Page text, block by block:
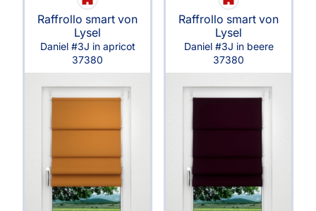
Raffrollo smart von
Lysel
Daniel #3J in apricot
37380
Raffrollo smart von
Lysel
Daniel #3J in beere
37380